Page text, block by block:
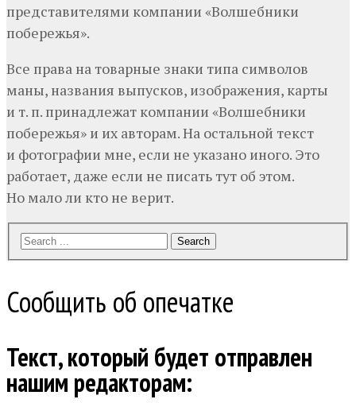
представителями компании «Волшебники
побережья».
Все права на товарные знаки типа символов
маны, названия выпусков, изображения, карты
и т. п. принадлежат компании «Волшебники
побережья» и их авторам. На остальной текст
и фотографии мне, если не указано иного. Это
работает, даже если не писать тут об этом.
Но мало ли кто не верит.
Search
Сообщить об опечатке
Текст, который будет отправлен
нашим редакторам: